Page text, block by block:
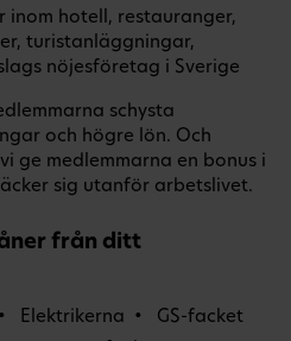
inom hotell, restauranger,
turistanläggningar,
nöjesföretag i Sverige
schysta
och högre lön. Och
ge medlemmarna en bonus i
sig utanför arbetslivet.
från ditt
Elektrikerna
GS-facket